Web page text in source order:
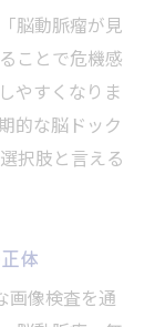
脳動脈瘤が見
ことで危機感
やすくなりま
的な脳ドック
択肢と言える
体
画像検査を通